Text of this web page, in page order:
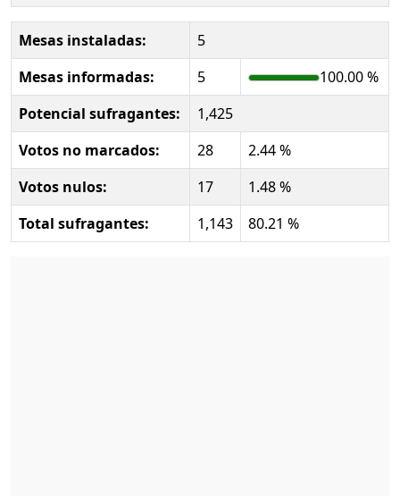
Mesas instaladas:
5
Mesas informadas:
5
100.00 %
Potencial sufragantes:
1,425
Votos no marcados:
28
2.44 %
Votos nulos:
17
1.48 %
Total sufragantes:
1,143 80.21 %